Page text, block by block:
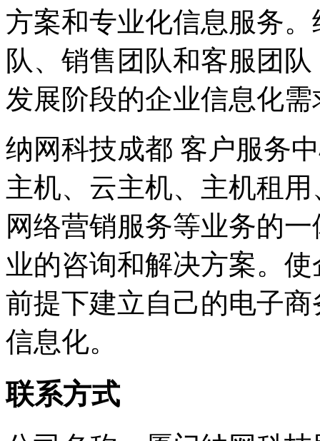
方案和专业化信息服务
队、销售团队和客服团
发展阶段的企业信息化
纳网科技成都 客户服务
主机、云主机、主机租
网络营销服务等业务的
业的咨询和解决方案。
前提下建立自己的电子
信息化。
联系方式